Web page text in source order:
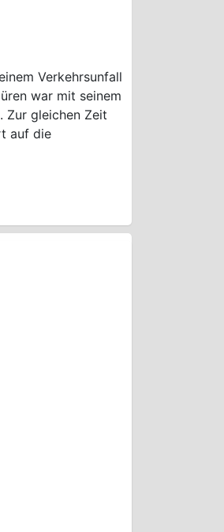
Verkehrsunfall
war mit seinem
Zur gleichen Zeit
auf die